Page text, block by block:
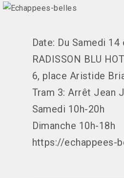
Date: Du Samedi
RADISSON BLU
6, place Aristide
Tram 3: Arrêt Jean
Samedi 10h-20h
Dimanche 10h-18h
https://echappees-